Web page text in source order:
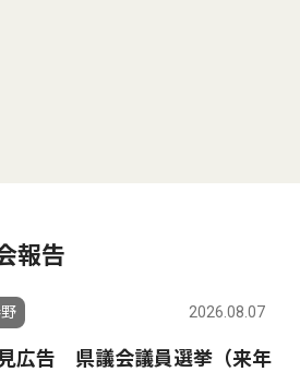
報告
2026.08.07
広告 県議会議員選挙（来年